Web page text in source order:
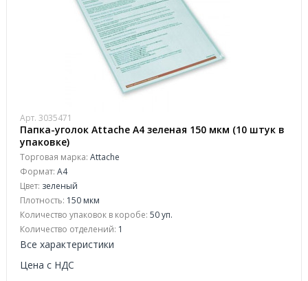
Арт. 3035471
Папка-уголок Attache A4 зеленая 150 мкм (10 штук в
упаковке)
Торговая марка: Attache
Формат: A4
Цвет: зеленый
Плотность: 150 мкм
Количество упаковок в коробе: 50 уп.
Количество отделений: 1
Все характеристики
Цена с НДС